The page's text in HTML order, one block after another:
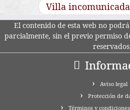
Villa
El contenido de esta web no
parcialmente, sin el previo permiso
Aviso legal
Protección de
Términos y